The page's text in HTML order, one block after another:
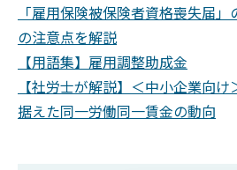
「雇用保険被保険者資格喪失届
の注意点を解説
【用語集】雇用調整助成金
【社労士が解説】＜中小企業向
据えた同一労働同一賃金の動向